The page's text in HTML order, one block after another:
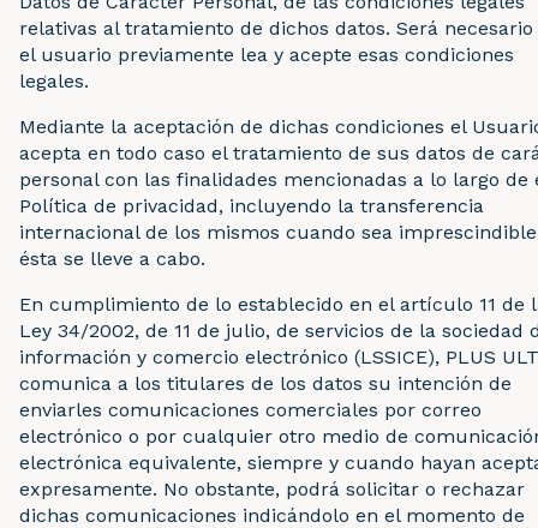
relativas al tratamiento de dichos datos. Será
el usuario previamente lea y acepte esas condiciones
legales.
Mediante la aceptación de dichas condiciones el
acepta en todo caso el tratamiento de sus datos de
personal con las finalidades mencionadas a lo largo de
Política de privacidad, incluyendo la transferencia
internacional de los mismos cuando sea
ésta se lleve a cabo.
En cumplimiento de lo establecido en el artículo 11 de
Ley 34/2002, de 11 de julio, de servicios de la sociedad
información y comercio electrónico (LSSICE), PLUS
comunica a los titulares de los datos su intención de
enviarles comunicaciones comerciales por correo
electrónico o por cualquier otro medio de
electrónica equivalente, siempre y cuando hayan
expresamente. No obstante, podrá solicitar o rechazar
dichas comunicaciones indicándolo en el momento de